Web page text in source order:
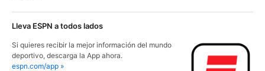
Lleva ESPN a todos lados
Si quieres recibir la mejor información del mundo
deportivo, descarga la App ahora.
espn.com/app »